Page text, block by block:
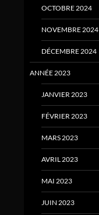
OCTOBRE 2024
NOVEMBRE 2024
DÉCEMBRE 2024
ANNÉE 2023
JANVIER 2023
FÉVRIER 2023
MARS 2023
AVRIL 2023
MAI 2023
JUIN 2023